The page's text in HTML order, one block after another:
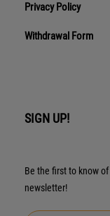
Privacy Policy
Withdrawal Form
SIGN UP!
Be the first to know
newsletter!